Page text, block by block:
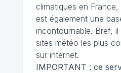
climatiques en
est également une
incontournable. Bref,
sites météo les plus
sur internet.
IMPORTANT : ce